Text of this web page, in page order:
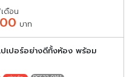
เดือน
บาท
เปอร์อย่างดีทั้งห้อง พร้อม